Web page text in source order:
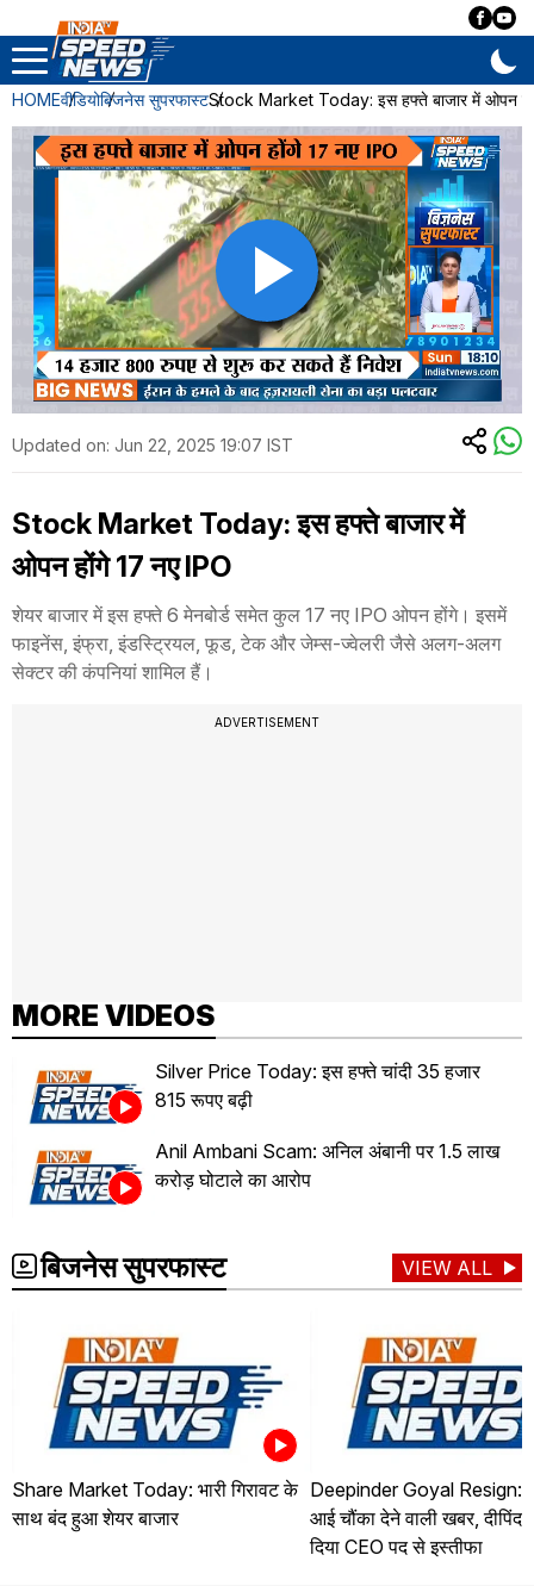
HOMEवीडियोबिजनेस सुपरफास्टStock Market Today: इस हफ्ते बाजार में ओपन
Updated on: Jun 22, 2025 19:07 IST
Stock Market Today: इस हफ्ते बाजार में
ओपन होंगे 17 नए IPO
शेयर बाजार में इस हफ्ते 6 मेनबोर्ड समेत कुल 17 नए IPO ओपन होंगे। इसमें
फाइनेंस, इंफ्रा, इंडस्ट्रियल, फूड, टेक और जेम्स-ज्वेलरी जैसे अलग-अलग
सेक्टर की कंपनियां शामिल हैं।
ADVERTISEMENT
MORE VIDEOS
Silver Price Today: इस हफ्ते चांदी 35 हजार
815 रूपए बढ़ी
Anil Ambani Scam: अनिल अंबानी पर 1.5 लाख
करोड़ घोटाले का आरोप
बिजनेस सुपरफास्ट VIEW ALL
Share Market Today: भारी गिरावट के
साथ बंद हुआ शेयर बाजार
Deepinder Goyal Resign:
आई चौंका देने वाली खबर,
दिया CEO पद से इस्तीफा